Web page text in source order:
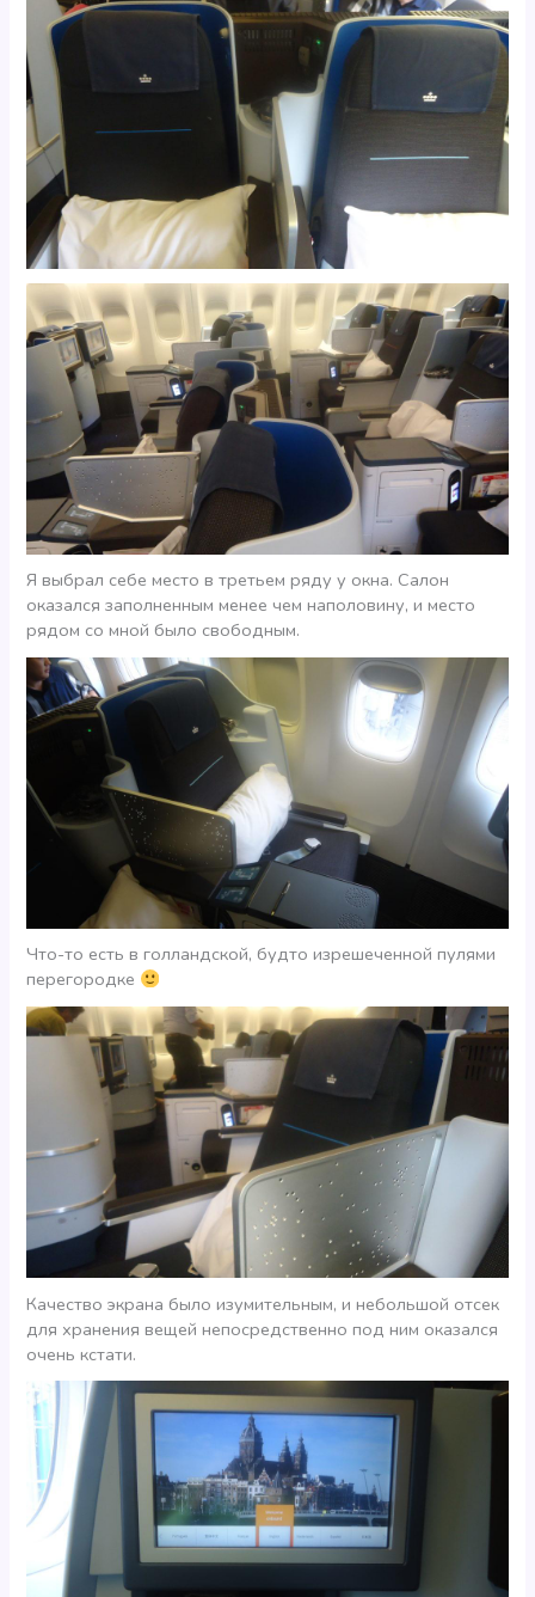
Я выбрал себе место в третьем ряду у окна. Салон
оказался заполненным менее чем наполовину, и место
рядом со мной было свободным.
Что-то есть в голландской, будто изрешеченной пулями
перегородке
Качество экрана было изумительным, и небольшой отсек
для хранения вещей непосредственно под ним оказался
очень кстати.